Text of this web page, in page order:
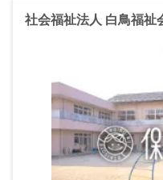
社会福祉法人 白鳥福祉